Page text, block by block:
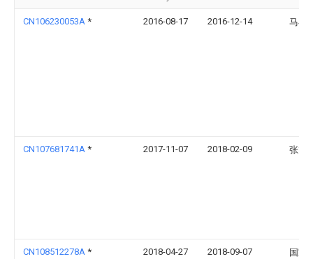
CN106230053A * 2016-08-17 2016-12-14 马小
CN107681741A * 2017-11-07 2018-02-09 张旭
CN108512278A * 2018-04-27 2018-09-07
国家